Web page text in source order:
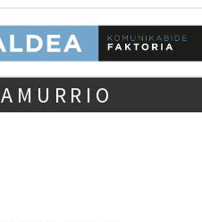
AMURRIO